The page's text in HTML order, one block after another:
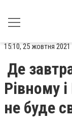
15:10, 25 жовтня 2021
Де
Рівному
не буде